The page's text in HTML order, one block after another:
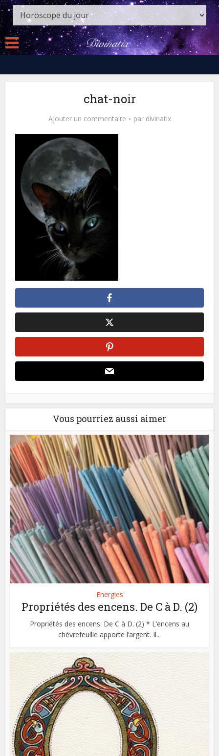
chat-noir
Ajouter un commentaire par divinatix
Vous pourriez aussi aimer
Energies
Propriétés des encens. De C à D. (2)
Propriétés des encens. De C à D. (2) * L’encens au
chèvrefeuille apporte l’argent. Il...